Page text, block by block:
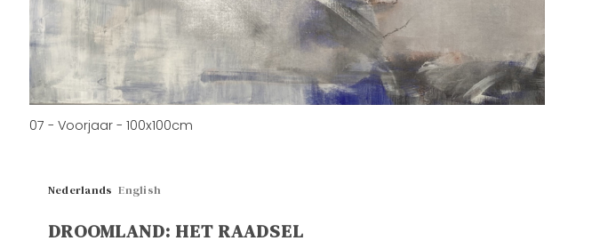
07 - Voorjaar - 100x100cm
Nederlands English
DROOMLAND: HET RAADSEL